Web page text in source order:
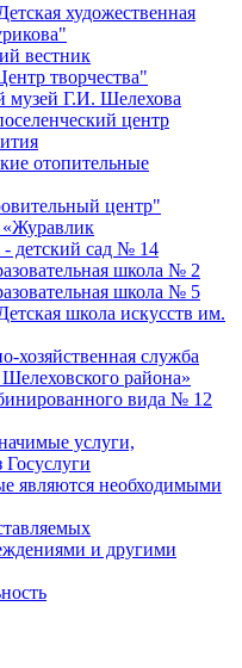
художественная
вестник
творчества"
Г.И. Шелехова
центр
отопительные
центр"
- детский сад № 14
школа № 2
школа № 5
школа искусств им.
служба
района»
вида № 12
услуги,
Госуслуги
являются необходимыми
и другими